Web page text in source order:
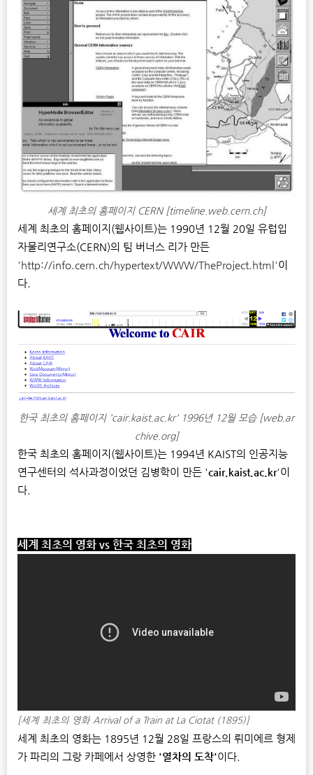
세계 최초의 홈페이지 CERN [timeline.web.cern.ch]
세계 최초의 홈페이지(웹사이트)는 1990년 12월 20일 유럽입
자물리연구소(CERN)의 팀 버너스 리가 만든
'http://info.cern.ch/hypertext/WWW/TheProject.html'이
다.
한국 최초의 홈페이지 'cair.kaist.ac.kr' 1996년 12월 모습 [web.ar
chive.org]
한국 최초의 홈페이지(웹사이트)는 1994년 KAIST의 인공지능
연구센터의 석사과정이었던 김병학이 만든 'cair.kaist.ac.kr'이
다.
세계 최초의 영화 vs 한국 최초의 영화
[세계 최초의 영화 Arrival of a Train at La Ciotat (1895)]
세계 최초의 영화는 1895년 12월 28일 프랑스의 뤼미에르 형제
가 파리의 그랑 카페에서 상영한 '열차의 도착'이다.